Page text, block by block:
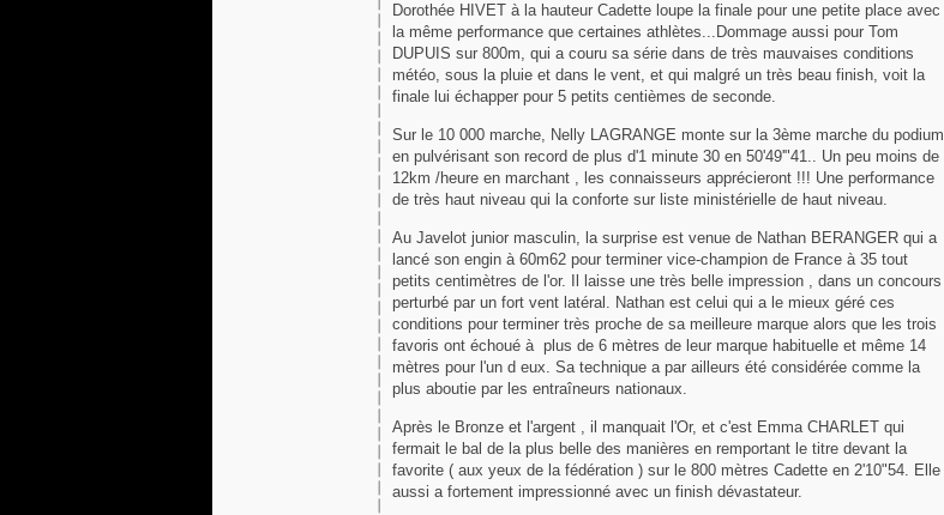
Dorothée HIVET à la hauteur Cadette loupe la finale pour une petite place avec
la même performance que certaines athlètes...Dommage aussi pour Tom
DUPUIS sur 800m, qui a couru sa série dans de très mauvaises conditions
météo, sous la pluie et dans le vent, et qui malgré un très beau finish, voit la
finale lui échapper pour 5 petits centièmes de seconde.
Sur le 10 000 marche, Nelly LAGRANGE monte sur la 3ème marche du podium
en pulvérisant son record de plus d'1 minute 30 en 50'49'"41.. Un peu moins de
12km /heure en marchant , les connaisseurs apprécieront !!! Une performance
de très haut niveau qui la conforte sur liste ministérielle de haut niveau.
Au Javelot junior masculin, la surprise est venue de Nathan BERANGER qui a
lancé son engin à 60m62 pour terminer vice-champion de France à 35 tout
petits centimètres de l'or. Il laisse une très belle impression , dans un concours
perturbé par un fort vent latéral. Nathan est celui qui a le mieux géré ces
conditions pour terminer très proche de sa meilleure marque alors que les trois
favoris ont échoué à plus de 6 mètres de leur marque habituelle et même 14
mètres pour l'un d eux. Sa technique a par ailleurs été considérée comme la
plus aboutie par les entraîneurs nationaux.
Après le Bronze et l'argent , il manquait l'Or, et c'est Emma CHARLET qui
fermait le bal de la plus belle des manières en remportant le titre devant la
favorite ( aux yeux de la fédération ) sur le 800 mètres Cadette en 2'10"54. Elle
aussi a fortement impressionné avec un finish dévastateur.